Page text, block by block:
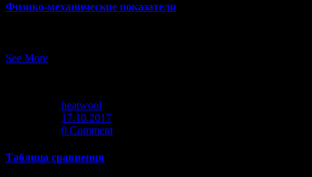
Физико-механические показатели
See More
heatwool
17.10.2017
0 Comment
Таблица сравнения